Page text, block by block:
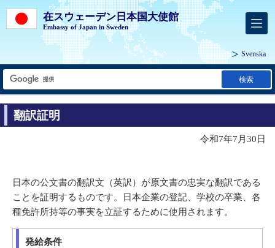
在スウェーデン日本国大使館
Embassy of Japan in Sweden
Svenska
検索
翻訳証明
令和7年7月30日
日本の公文書の翻訳文（英訳）が原文書の忠実な翻訳である
ことを証明するものです。日本企業の登記、学校の卒業、各
種免許所持等の事実を立証するために使用されます。
発給条件